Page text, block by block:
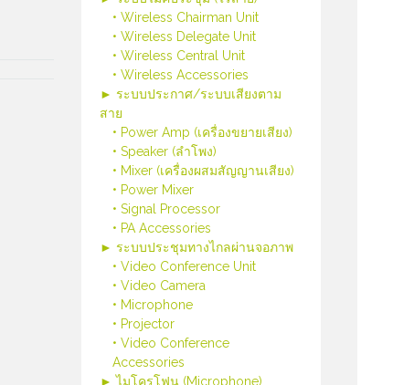
• Wireless Chairman Unit
• Wireless Delegate Unit
• Wireless Central Unit
• Wireless Accessories
► ระบบประกาศ/ระบบเสียงตาม
สาย
• Power Amp (เครื่องขยายเสียง)
• Speaker (ลำโพง)
• Mixer (เครื่องผสมสัญญานเสียง)
• Power Mixer
• Signal Processor
• PA Accessories
► ระบบประชุมทางไกลผ่านจอภาพ
• Video Conference Unit
• Video Camera
• Microphone
• Projector
• Video Conference
Accessories
► ไมโครโฟน (Microphone)